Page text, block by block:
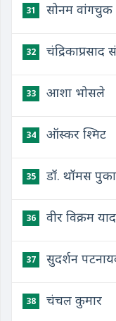
31 सोनम वांगचुक
32 चंद्रिकाप्रसाद
33 आशा भोसले
34 ऑस्कर श्मिट
35 डॉ. थॉमस
36 वीर विक्रम
37 सुदर्शन
38 चंचल कुमार